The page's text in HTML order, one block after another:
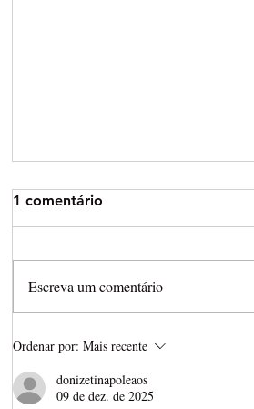
(PR) neste fim de semana
1 comentário
Escreva um comentário
Ordenar por: Mais recente
donizetinapoleaos
09 de dez. de 2025